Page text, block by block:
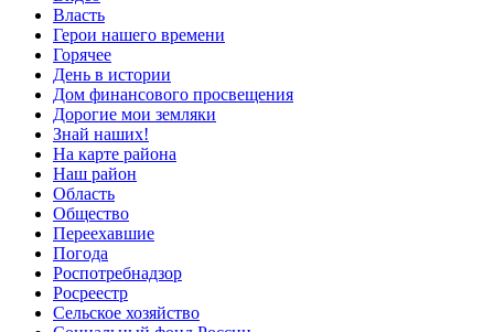
Власть
Герои нашего времени
Горячее
День в истории
Дом финансового просвещения
Дорогие мои земляки
Знай наших!
На карте района
Наш район
Область
Общество
Переехавшие
Погода
Роспотребнадзор
Росреестр
Сельское хозяйство